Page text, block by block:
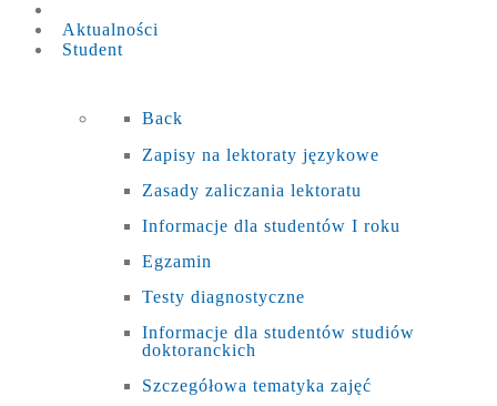
Aktualności
Student
Back
Zapisy na lektoraty językowe
Zasady zaliczania lektoratu
Informacje dla studentów I roku
Egzamin
Testy diagnostyczne
Informacje dla studentów studiów
doktoranckich
Szczegółowa tematyka zajęć